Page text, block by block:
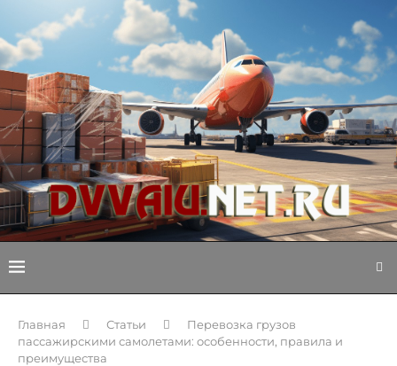
Главная Статьи
Перевозка грузов
пассажирскими самолетами: особенности, правила и
преимущества